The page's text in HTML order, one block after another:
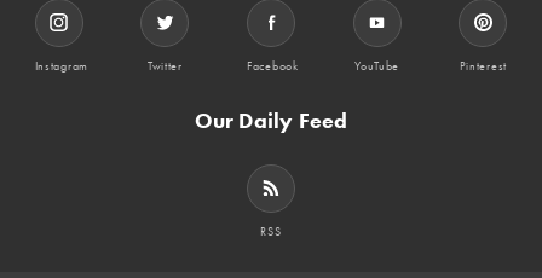
Instagram Twitter Facebook YouTube Pinterest
Our Daily Feed
RSS